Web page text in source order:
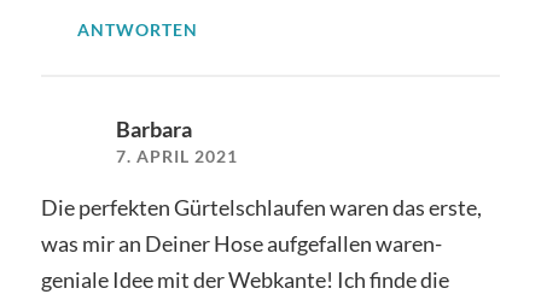
ANTWORTEN
Barbara
7. APRIL 2021
Die perfekten Gürtelschlaufen waren das erste,
was mir an Deiner Hose aufgefallen waren-
geniale Idee mit der Webkante! Ich finde die